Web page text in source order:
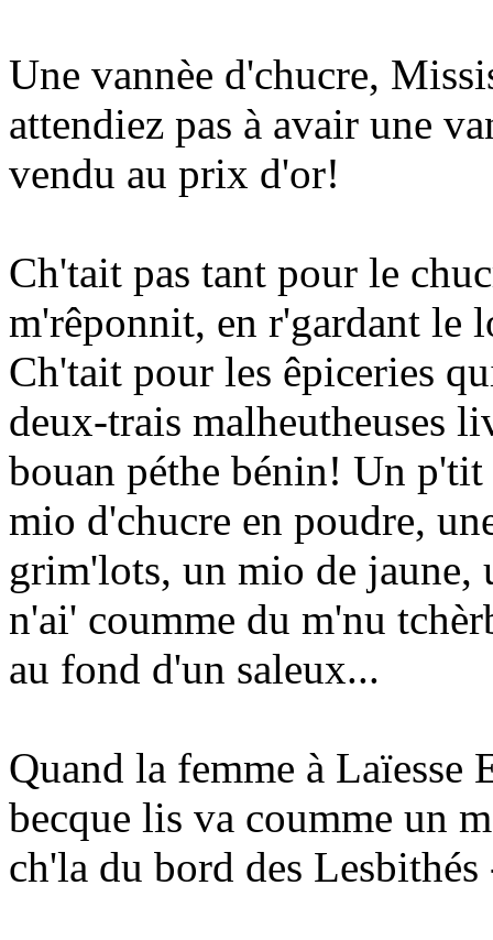
Une vannèe d'chucre,
attendiez pas à avair une
vendu au prix d'or!
Ch'tait pas tant pour le
m'rêponnit, en r'gardant le
Ch'tait pour les êpiceries
deux-trais malheutheuses
bouan péthe bénin! Un
mio d'chucre en poudre,
grim'lots, un mio de jaune,
n'ai' coumme du m'nu
au fond d'un saleux...
Quand la femme à Laïesse
becque lis va coumme un
ch'la du bord des